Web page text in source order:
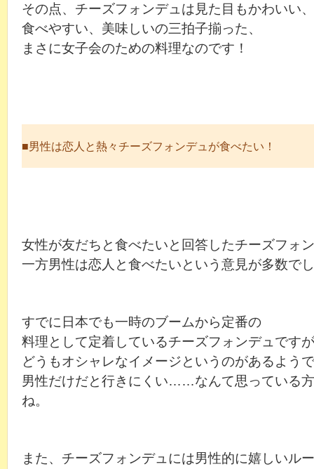
その点、チーズフォンデュは見た目もかわいい、
食べやすい、美味しいの三拍子揃った、
まさに女子会のための料理なのです！
■男性は恋人と熱々チーズフォンデュが食べたい！
女性が友だちと食べたいと回答したチーズフォ
一方男性は恋人と食べたいという意見が多数で
すでに日本でも一時のブームから定番の
料理として定着しているチーズフォンデュです
どうもオシャレなイメージというのがあるよう
男性だけだと行きにくい……なんて思っている
ね。
また、チーズフォンデュには男性的に嬉しいル